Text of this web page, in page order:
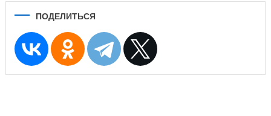
ПОДЕЛИТЬСЯ